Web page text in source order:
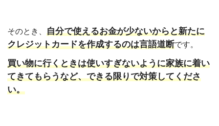
そのとき、 自分で使えるお金が少ないからと新たに
クレジットカードを作成するのは言語道断です。
買い物に行くときは使いすぎないように家族に着い
てきてもらうなど、できる限りで対策してくださ
い。